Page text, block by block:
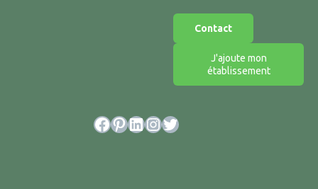
Contact
J'ajoute mon
établissement
Facebook Pinterest LinkedIn InstagramTwitter